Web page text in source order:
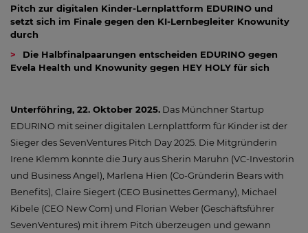
Pitch zur digitalen Kinder-Lernplattform EDURINO und
setzt sich im Finale gegen den KI-Lernbegleiter Knowunity
durch
Die Halbfinalpaarungen entscheiden EDURINO gegen
Evela Health und Knowunity gegen HEY HOLY für sich
Unterföhring, 22. Oktober 2025. Das Münchner Startup
EDURINO mit seiner digitalen Lernplattform für Kinder ist der
Sieger des SevenVentures Pitch Day 2025. Die Mitgründerin
Irene Klemm konnte die Jury aus Sherin Maruhn (VC-Investorin
und Business Angel), Marlena Hien (Co-Gründerin Bears with
Benefits), Claire Siegert (CEO Businettes Germany), Michael
Kibele (CEO New Com) und Florian Weber (Geschäftsführer
SevenVentures) mit ihrem Pitch überzeugen und gewann